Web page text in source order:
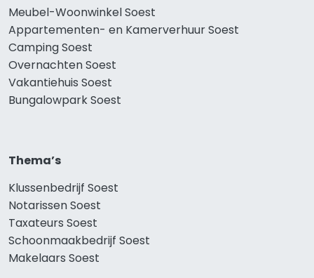
Meubel-Woonwinkel Soest
Appartementen- en Kamerverhuur Soest
Camping Soest
Overnachten Soest
Vakantiehuis Soest
Bungalowpark Soest
Thema’s
Klussenbedrijf Soest
Notarissen Soest
Taxateurs Soest
Schoonmaakbedrijf Soest
Makelaars Soest